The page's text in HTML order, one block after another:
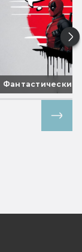
Фантастические